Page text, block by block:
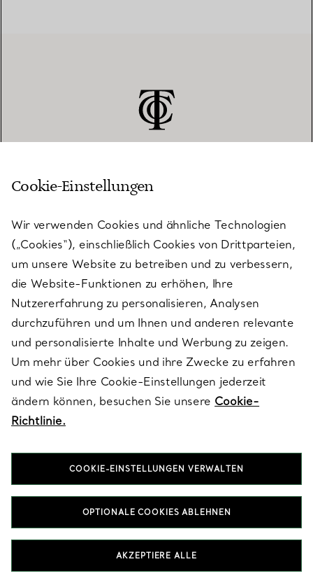
KUNDENSERVICE
SERVICES
ÜBER TIFFANY & CO.
RECHTLICHE HINWEISE
FOLGEN SIE UNS
T&Co. 2026
Cookie-Einstellungen
Wir verwenden Cookies und ähnliche Technologien
(„Cookies“), einschließlich Cookies von Drittparteien,
um unsere Website zu betreiben und zu verbessern,
die Website-Funktionen zu erhöhen, Ihre
Nutzererfahrung zu personalisieren, Analysen
durchzuführen und um Ihnen und anderen relevante
und personalisierte Inhalte und Werbung zu zeigen.
Um mehr über Cookies und ihre Zwecke zu erfahren
und wie Sie Ihre Cookie-Einstellungen jederzeit
ändern können, besuchen Sie unsere Cookie-
Richtlinie.
COOKIE-EINSTELLUNGEN VERWALTEN
OPTIONALE COOKIES ABLEHNEN
AKZEPTIERE ALLE